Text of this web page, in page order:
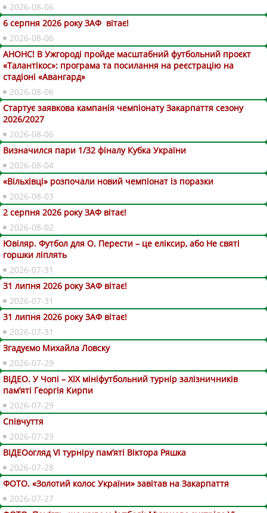
2026-08-06
6 серпня 2026 року ЗАФ вітає!
2026-08-06
АНОНС! В Ужгороді пройде масштабний футбольний проєкт
«Талантікос»: програма та посилання на реєстрацію на
стадіоні «Авангард»
2026-08-06
Стартує заявкова кампанія чемпіонату Закарпаття сезону
2026/2027
2026-08-06
Визначился пари 1/32 фіналу Кубка України
2026-08-04
«Вільхівці» розпочали новий чемпіонат із поразки
2026-08-03
2 серпня 2026 року ЗАФ вітає!
2026-08-02
Ювіляр. Футбол для О. Перести – це еліксир, або Не святі
горшки ліплять
2026-07-31
31 липня 2026 року ЗАФ вітає!
2026-07-31
31 липня 2026 року ЗАФ вітає!
2026-07-31
Згадуємо Михайла Ловску
2026-07-29
ВІДЕО. У Чопі – ХІХ мініфутбольний турнір залізничників
пам’яті Георгія Кирпи
2026-07-29
Співчуття
2026-07-29
ВІДЕОогляд VІ турніру пам’яті Віктора Ряшка
2026-07-28
ФОТО. «Золотий колос України» завітав на Закарпаття
2026-07-27